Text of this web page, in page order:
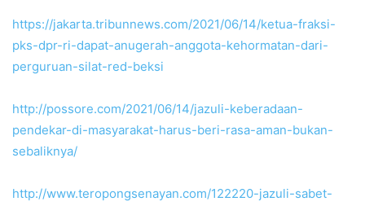
https://jakarta.tribunnews.com/2021/06/14/ketua-fraksi-
pks-dpr-ri-dapat-anugerah-anggota-kehormatan-dari-
perguruan-silat-red-beksi
http://possore.com/2021/06/14/jazuli-keberadaan-
pendekar-di-masyarakat-harus-beri-rasa-aman-bukan-
sebaliknya/
http://www.teropongsenayan.com/122220-jazuli-sabet-